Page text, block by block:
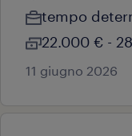
tempo
22.000 € -
11 giugno 2026